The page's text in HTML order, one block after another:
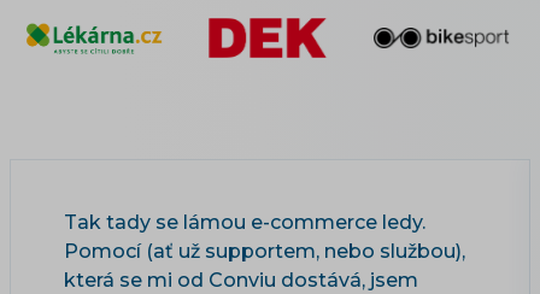
Tak tady se lámou e-commerce ledy.
Pomocí (ať už supportem, nebo službou),
která se mi od Conviu dostává, jsem